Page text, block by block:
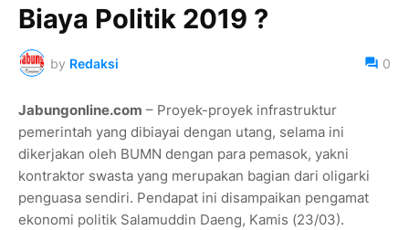
Biaya Politik 2019 ?
by Redaksi 0
Jabungonline.com – Proyek-proyek infrastruktur
pemerintah yang dibiayai dengan utang, selama ini
dikerjakan oleh BUMN dengan para pemasok, yakni
kontraktor swasta yang merupakan bagian dari oligarki
penguasa sendiri. Pendapat ini disampaikan pengamat
ekonomi politik Salamuddin Daeng, Kamis (23/03).